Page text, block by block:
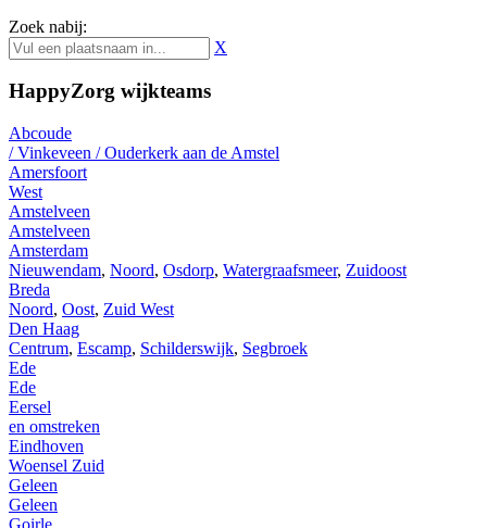
Zoek nabij:
X
HappyZorg wijkteams
Abcoude
/ Vinkeveen / Ouderkerk aan de Amstel
Amersfoort
West
Amstelveen
Amstelveen
Amsterdam
Nieuwendam, Noord, Osdorp, Watergraafsmeer, Zuidoost
Breda
Noord, Oost, Zuid West
Den Haag
Centrum, Escamp, Schilderswijk, Segbroek
Ede
Ede
Eersel
en omstreken
Eindhoven
Woensel Zuid
Geleen
Geleen